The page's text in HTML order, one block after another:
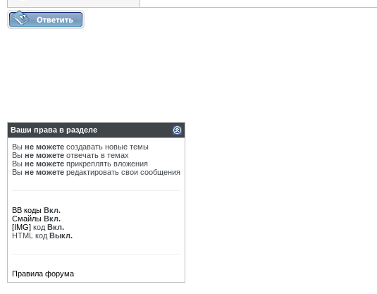
Ваши права в разделе
Вы не можете создавать новые темы
Вы не можете отвечать в темах
Вы не можете прикреплять вложения
Вы не можете редактировать свои сообщения
BB коды Вкл.
Смайлы Вкл.
[IMG] код Вкл.
HTML код Выкл.
Правила форума